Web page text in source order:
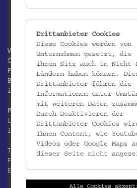
Volkskundemuseum Wien
Otto Wagner Areal
Pavillon 1
Baumgartner Höhe 1
1140 Wien
Postanschrift:
Laudongasse 15-19
1080 Wien
T:
+43 1 406 89 05
F: +43 1 406 89 05.88
E:
office@volkskundemuseum.at
Drittanbieter Cookies
Diese Cookies werden von
Unternehmen gesetzt, die
ihren Sitz auch in Nicht-
Ländern haben können.
Drittanbieter führen die
Informationen unter
mit weiteren Daten
Durch Deaktivieren der
Drittanbieter Cookies
Ihnen Content, wie
Videos oder Google Maps
dieser Seite nicht
Alle Cookies